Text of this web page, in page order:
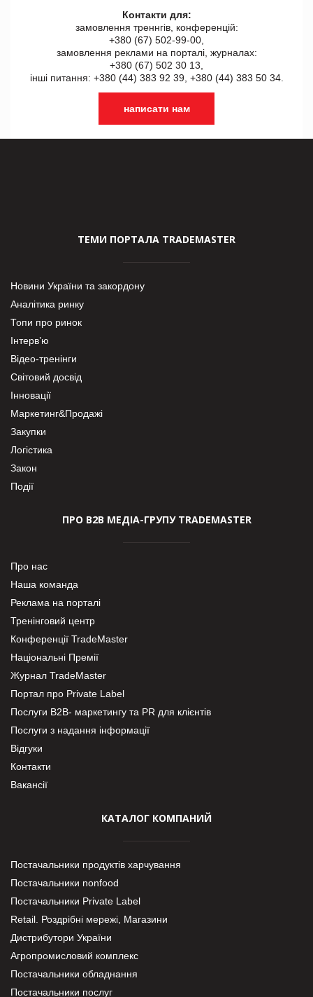
Контакти для:
замовлення треннгів, конференцій:
+380 (67) 502-99-00,
замовлення реклами на порталі, журналах:
+380 (67) 502 30 13,
інші питання: +380 (44) 383 92 39, +380 (44) 383 50 34.
написати нам
ТЕМИ ПОРТАЛА TRADEMASTER
Новини України та закордону
Аналітика ринку
Топи про ринок
Інтерв’ю
Відео-тренінги
Світовий досвід
Інновації
Маркетинг&Продажі
Закупки
Логістика
Закон
Події
ПРО В2В МЕДІА-ГРУПУ TRADEMASTER
Про нас
Наша команда
Реклама на порталі
Тренінговий центр
Конференції TradeMaster
Національні Премії
Журнал TradeMaster
Портал про Private Label
Послуги В2В- маркетингу та PR для клієнтів
Послуги з надання інформації
Відгуки
Контакти
Вакансії
КАТАЛОГ КОМПАНИЙ
Постачальники продуктів харчування
Постачальники nonfood
Постачальники Private Label
Retail. Роздрібні мережі, Магазини
Дистрибутори України
Агропромисловий комплекс
Постачальники обладнання
Постачальники послуг